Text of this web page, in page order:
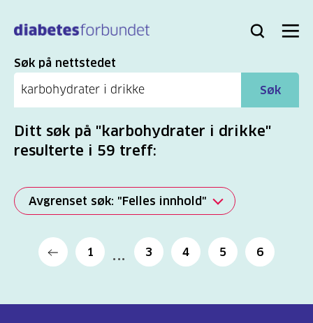
hovedinnhold
Bli
Logg
Søk Meny
Søk
Søk på nettstedet
Søk
Ditt søk på "karbohydrater i drikke"
resulterte i 59 treff:
Avgrenset søk: "Felles innhold"
Alle
(2277)
(806)
1 3 4 5 6